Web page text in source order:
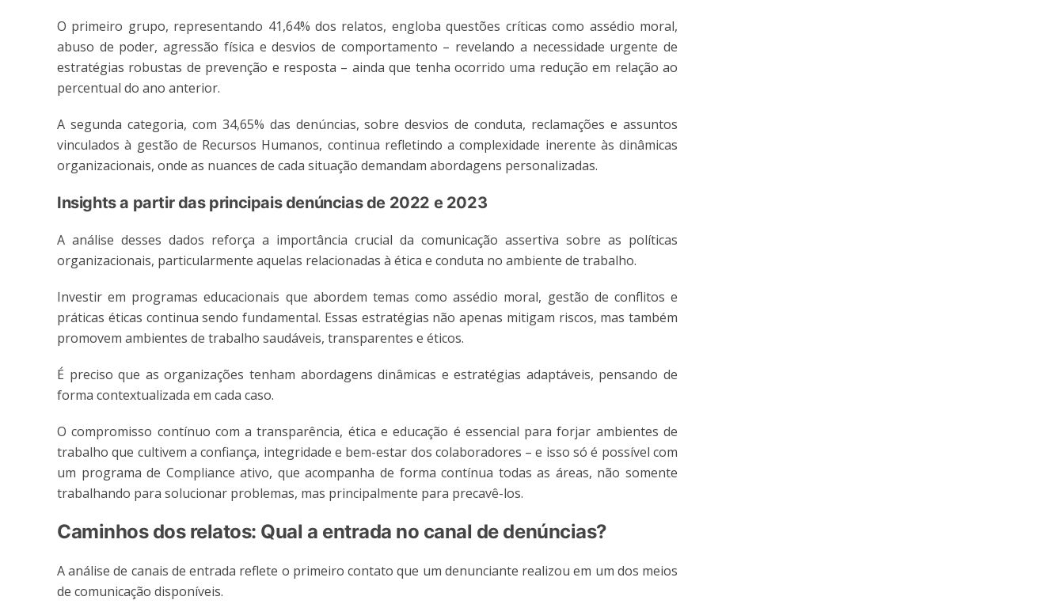
O primeiro grupo, representando 41,64% dos relatos, engloba questões críticas como assédio moral,
abuso de poder, agressão física e desvios de comportamento – revelando a necessidade urgente de
estratégias robustas de prevenção e resposta – ainda que tenha ocorrido uma redução em relação ao
percentual do ano anterior.
A segunda categoria, com 34,65% das denúncias, sobre desvios de conduta, reclamações e assuntos
vinculados à gestão de Recursos Humanos, continua refletindo a complexidade inerente às dinâmicas
organizacionais, onde as nuances de cada situação demandam abordagens personalizadas.
Insights a partir das principais denúncias de 2022 e 2023
A análise desses dados reforça a importância crucial da comunicação assertiva sobre as políticas
organizacionais, particularmente aquelas relacionadas à ética e conduta no ambiente de trabalho.
Investir em programas educacionais que abordem temas como assédio moral, gestão de conflitos e
práticas éticas continua sendo fundamental. Essas estratégias não apenas mitigam riscos, mas também
promovem ambientes de trabalho saudáveis, transparentes e éticos.
É preciso que as organizações tenham abordagens dinâmicas e estratégias adaptáveis, pensando de
forma contextualizada em cada caso.
O compromisso contínuo com a transparência, ética e educação é essencial para forjar ambientes de
trabalho que cultivem a confiança, integridade e bem-estar dos colaboradores – e isso só é possível com
um programa de Compliance ativo, que acompanha de forma contínua todas as áreas, não somente
trabalhando para solucionar problemas, mas principalmente para precavê-los.
Caminhos dos relatos: Qual a entrada no canal de denúncias?
A análise de canais de entrada reflete o primeiro contato que um denunciante realizou em um dos meios
de comunicação disponíveis.